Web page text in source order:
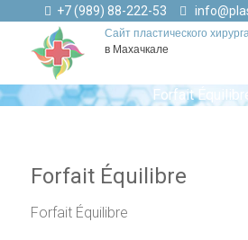
+7 (989) 88-222-53
Сайт пластического
в Махачкале
Forfait
Forfait Équilibre
Forfait Équilibre